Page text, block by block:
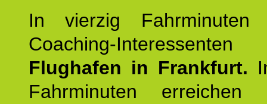
In vierzig Fahrminuten
Coaching-
Flughafen in Frankfurt.
Fahrminuten